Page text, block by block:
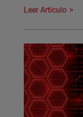
Leer Artículo